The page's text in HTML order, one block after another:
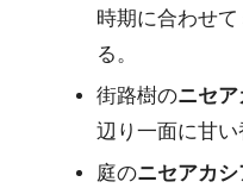
時期に合わせ
る。
街路樹のニセ
辺り一面に甘い
庭のニセアカシ